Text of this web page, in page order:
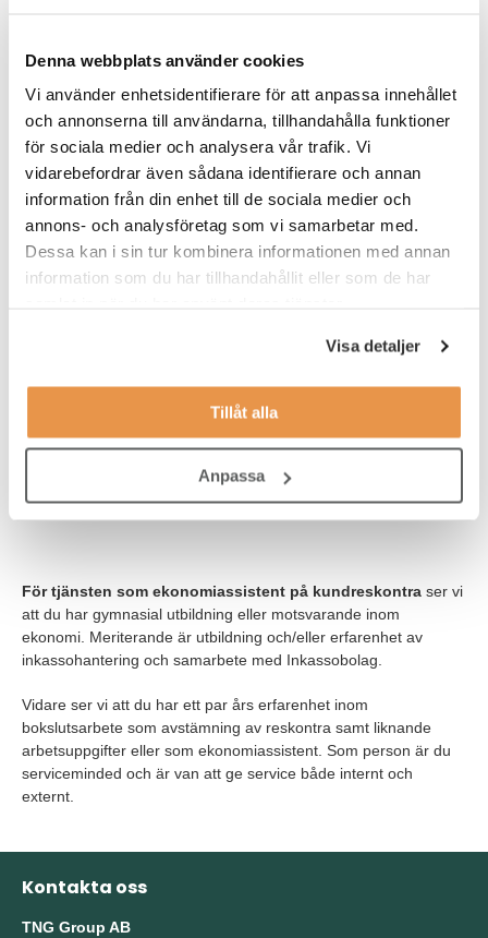
Denna webbplats använder cookies
Vi använder enhetsidentifierare för att anpassa innehållet
och annonserna till användarna, tillhandahålla funktioner
för sociala medier och analysera vår trafik. Vi
vidarebefordrar även sådana identifierare och annan
information från din enhet till de sociala medier och
annons- och analysföretag som vi samarbetar med.
Dessa kan i sin tur kombinera informationen med annan
information som du har tillhandahållit eller som de har
Visa detaljer
Tillåt alla
Anpassa
ATEA söker alltså två personer . En till kundreskontra en till
leverantörsreskontra och båda tjänsterna inleds med sex
månader som konsult innan överrekryteringen.
Tjänsterna skall tillsättas omedelbart så sök redan idag! Först till
kvarn.....
Våra förväntningar
För tjänsten som ekonomiassistent på
liknande arbetsuppgifter eller som ekonomiassistent. Vana av
representationsfakturor. Meriterande är vana av bokslutsarbete,
representation och momsfrågor.
Vi ser vidare att du har goda kunskaper i Officepaketet generellt
framför allt Excel, där pivottabell och vlockup kunskaper
krävs. Erfarenhet av Navision och/eller SAP är meriterande.
För tjänsten som ekonomiassistent på kundreskontra ser vi
att du har gymnasial utbildning eller motsvarande inom
ekonomi. Meriterande är utbildning och/eller erfarenhet av
inkassohantering och samarbete med Inkassobolag.
Vidare ser vi att du har ett par års erfarenhet inom
bokslutsarbete som avstämning av reskontra samt liknande
arbetsuppgifter eller som ekonomiassistent. Som person är du
serviceminded och är van att ge service både internt och
externt.
Kontakta oss
TNG Group AB